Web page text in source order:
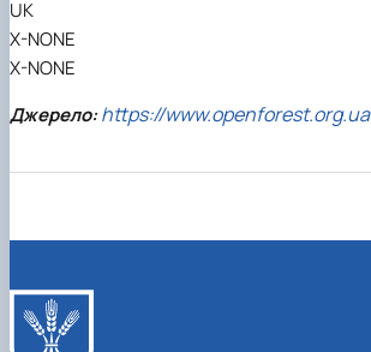
UK
X-NONE
X-NONE
Джерело:https://www.openforest.org.ua